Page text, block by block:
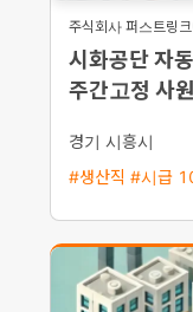
주식회사 퍼스트링
시화공단 자
주간고정 사
경기 시흥시
#생산직 #시급